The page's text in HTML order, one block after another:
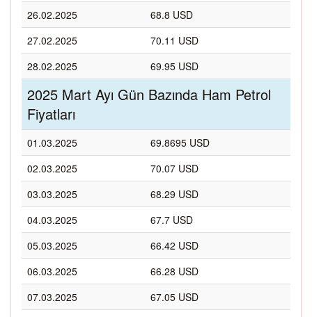
26.02.2025
68.8 USD
27.02.2025
70.11 USD
28.02.2025
69.95 USD
2025 Mart Ayı Gün Bazında Ham Petrol
Fiyatları
01.03.2025
69.8695 USD
02.03.2025
70.07 USD
03.03.2025
68.29 USD
04.03.2025
67.7 USD
05.03.2025
66.42 USD
06.03.2025
66.28 USD
07.03.2025
67.05 USD